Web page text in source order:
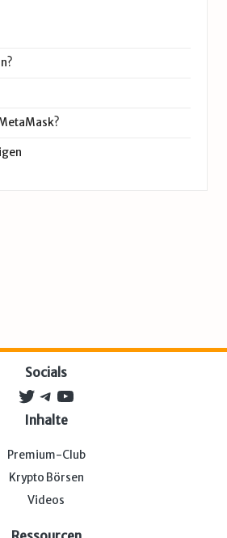
Socials
Twitter
Telegram
YouTube
Inhalte
Premium-Club
Krypto Börsen
Videos